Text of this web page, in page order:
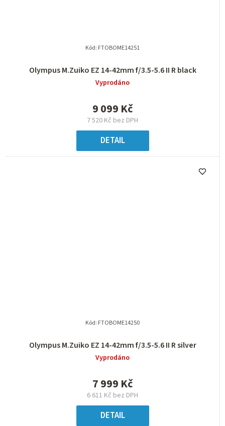
Olympus M.Zuiko EZ 14-42mm f/3.5-5.6 II R black
Vyprodáno
7 520 Kč bez DPH
9 099 Kč
DETAIL
Kód: FTOBOME14251
Olympus M.Zuiko EZ 14-42mm f/3.5-5.6 II R silver
Vyprodáno
6 611 Kč bez DPH
7 999 Kč
DETAIL
Kód: FTOBOME14250